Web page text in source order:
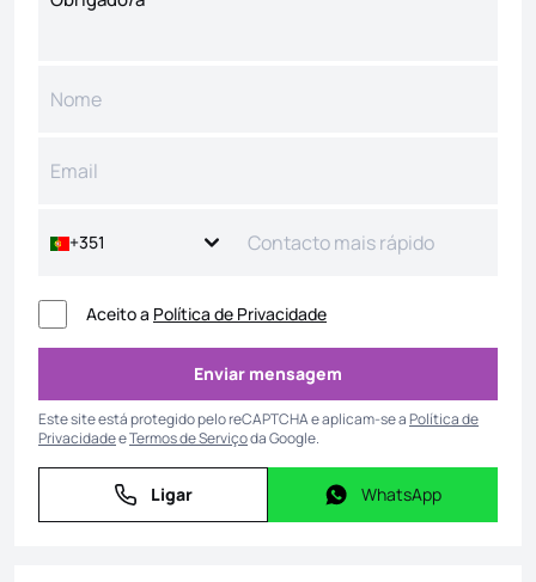
+351
Aceito a Política de Privacidade
Enviar mensagem
Enviar mensagem
Este site está protegido pelo reCAPTCHA e aplicam-se aPolítica de
PrivacidadeeTermos de Serviçoda Google.
Ligar
Ligar WhatsApp
WhatsApp